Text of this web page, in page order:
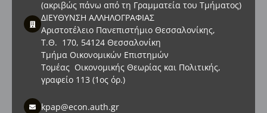
(ακριβώς πάνω από τη Γραμματεία του Τμήματος)
ΔΙΕΥΘΥΝΣΗ ΑΛΛΗΛΟΓΡΑΦΙΑΣ
Αριστοτέλειο Πανεπιστήμιο Θεσσαλονίκης,
Τ.Θ. 170, 54124 Θεσσαλονίκη
Τμήμα Οικονομικών Επιστημών
Τομέας Οικονομικής Θεωρίας και Πολιτικής,
γραφείο 113 (1ος όρ.)
kpap@econ.auth.gr